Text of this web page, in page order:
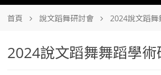
首頁 說文蹈舞研討會 2024說文蹈
2024說文蹈舞舞蹈學